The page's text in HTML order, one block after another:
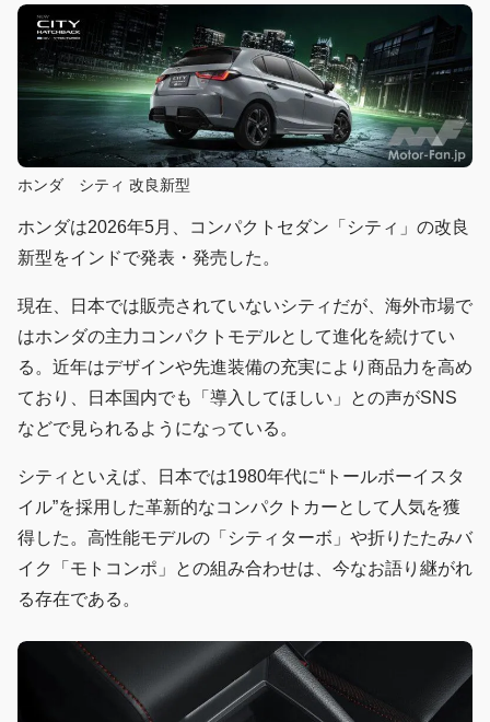
ホンダ シティ 改良新型
ホンダは2026年5月、コンパクトセダン「シティ」の改良
新型をインドで発表・発売した。
現在、日本では販売されていないシティだが、海外市場で
はホンダの主力コンパクトモデルとして進化を続けてい
る。近年はデザインや先進装備の充実により商品力を高め
ており、日本国内でも「導入してほしい」との声がSNS
などで見られるようになっている。
シティといえば、日本では1980年代に“トールボーイスタ
イル”を採用した革新的なコンパクトカーとして人気を獲
得した。高性能モデルの「シティターボ」や折りたたみバ
イク「モトコンポ」との組み合わせは、今なお語り継がれ
る存在である。